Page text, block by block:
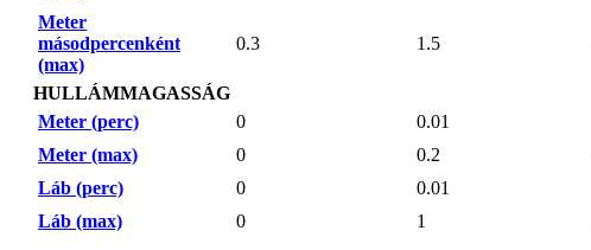
Meter
másodpercenként
(max)
0.3 1.5
HULLÁMMAGASSÁG
Meter (perc)
0 0.01
Meter (max)
0 0.2
Láb (perc)
0 0.01
Láb (max)
0 1